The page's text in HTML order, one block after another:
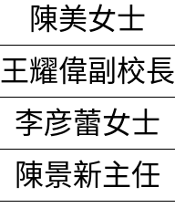
陳美女士
王耀偉副校長
李彦蕾女士
陳景新主任